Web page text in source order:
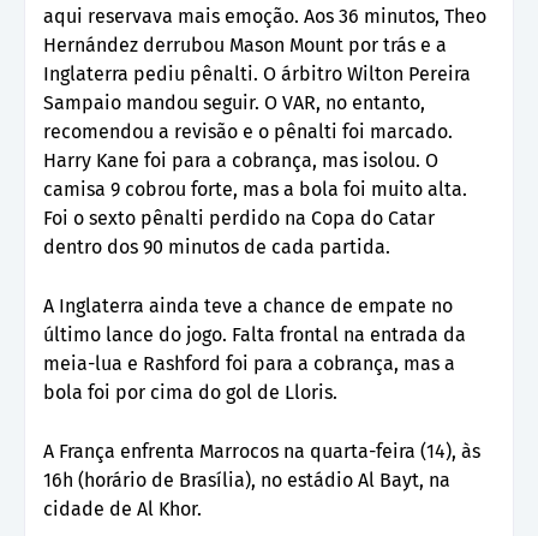
aqui reservava mais emoção. Aos 36 minutos, Theo
Hernández derrubou Mason Mount por trás e a
Inglaterra pediu pênalti. O árbitro Wilton Pereira
Sampaio mandou seguir. O VAR, no entanto,
recomendou a revisão e o pênalti foi marcado.
Harry Kane foi para a cobrança, mas isolou. O
camisa 9 cobrou forte, mas a bola foi muito alta.
Foi o sexto pênalti perdido na Copa do Catar
dentro dos 90 minutos de cada partida.
A Inglaterra ainda teve a chance de empate no
último lance do jogo. Falta frontal na entrada da
meia-lua e Rashford foi para a cobrança, mas a
bola foi por cima do gol de Lloris.
A França enfrenta Marrocos na quarta-feira (14), às
16h (horário de Brasília), no estádio Al Bayt, na
cidade de Al Khor.